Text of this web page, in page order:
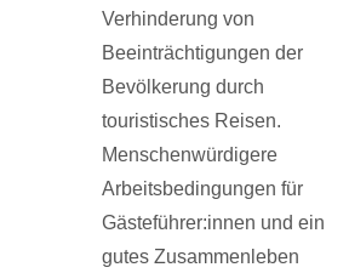
Verhinderung von
Beeinträchtigungen der
Bevölkerung durch
touristisches Reisen.
Menschenwürdigere
Arbeitsbedingungen für
Gästefüh­rer:innen und ein
gutes Zusammenleben